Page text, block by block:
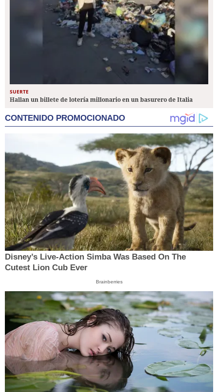
SUERTE
Hallan un billete de lotería millonario en un basurero de Italia
CONTENIDO PROMOCIONADO
Disney’s Live-Action Simba Was Based On The
Cutest Lion Cub Ever
Brainberries